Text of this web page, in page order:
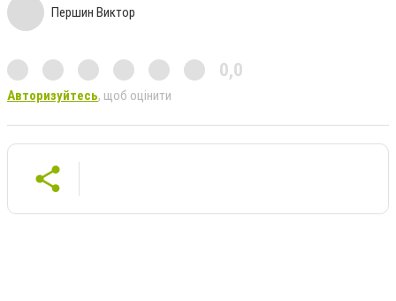
Першин Виктор
0,0
Авторизуйтесь, щоб оцінити